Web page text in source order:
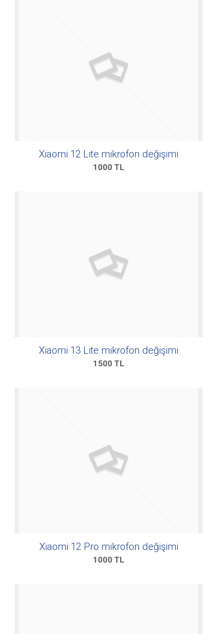
Xiaomi 12 Lite mikrofon değişimi
1000 TL
Xiaomi 13 Lite mikrofon değişimi
1500 TL
Xiaomi 12 Pro mikrofon değişimi
1000 TL